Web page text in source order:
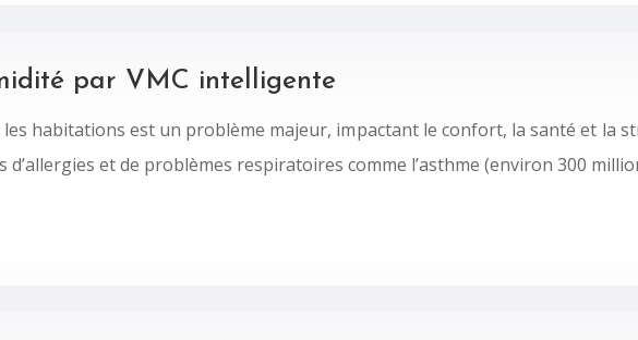
par VMC intelligente
les habitations est un problème majeur, impactant le confort, la santé et la
d’allergies et de problèmes respiratoires comme l’asthme (environ 300